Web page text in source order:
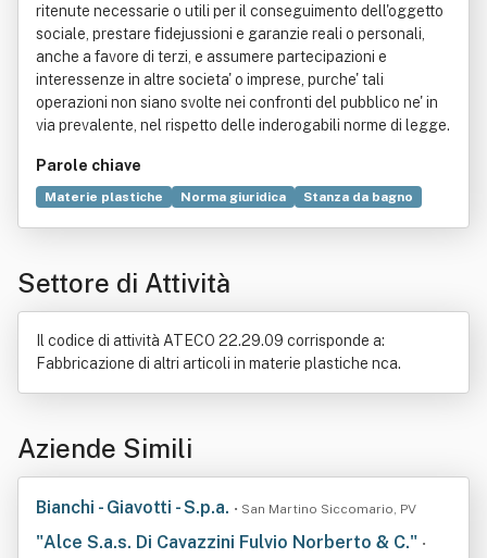
ritenute necessarie o utili per il conseguimento dell'oggetto
sociale, prestare fidejussioni e garanzie reali o personali,
anche a favore di terzi, e assumere partecipazioni e
interessenze in altre societa' o imprese, purche' tali
operazioni non siano svolte nei confronti del pubblico ne' in
via prevalente, nel rispetto delle inderogabili norme di legge.
Parole chiave
Materie plastiche Norma giuridica
Stanza da bagno
Nastro trasportatore
Sigaretta
Settore di Attività
Il codice di attività ATECO 22.29.09 corrisponde a:
Fabbricazione di altri articoli in materie plastiche nca.
Aziende Simili
Bianchi - Giavotti - S.p.a. • San Martino Siccomario, PV
"Alce S.a.s. Di Cavazzini Fulvio Norberto & C." •